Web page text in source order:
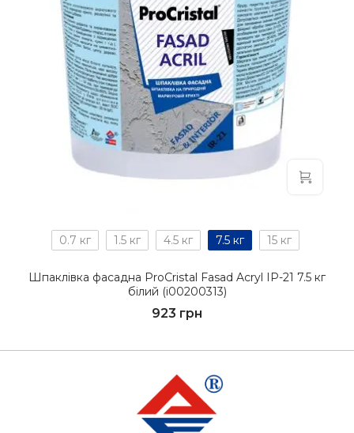
0.7 кг 1.5 кг 4.5 кг 7.5 кг 15 кг
Шпаклівка фасадна ProCristal Fasad Acryl IР-21 7.5 кг
білий (i00200313)
923 грн